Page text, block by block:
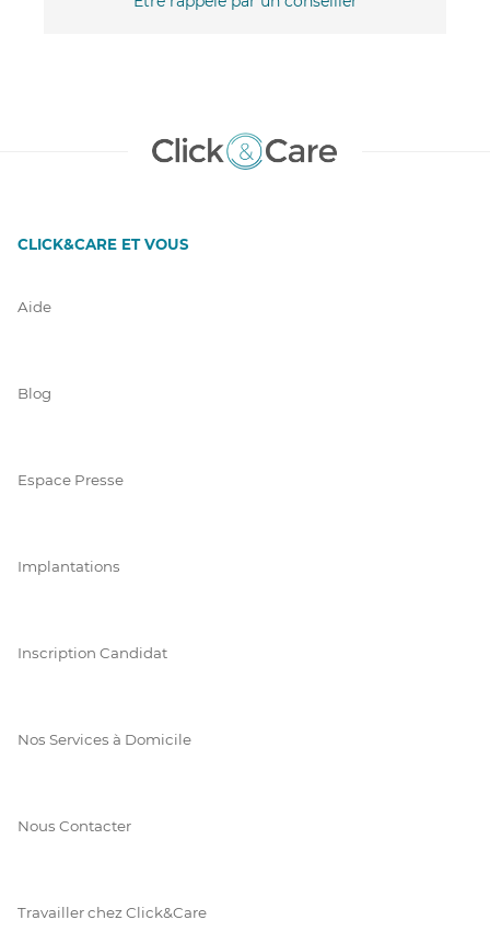
CLICK&CARE ET VOUS
Aide
Blog
Espace Presse
Implantations
Inscription Candidat
Nos Services à Domicile
Nous Contacter
Travailler chez Click&Care